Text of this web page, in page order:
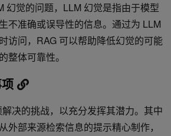
幻觉的问题，LLM 幻觉是指由于模型
不准确或误导性的信息。通过为 LLM
访问，RAG 可以帮助降低幻觉的可能
整体可靠性。
决的挑战，以充分发挥其潜力。其中
外部来源检索信息的提示精心制作，